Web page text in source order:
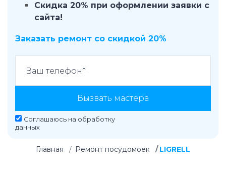
Скидка 20% при оформлении заявки с
сайта!
Заказать ремонт со скидкой 20%
Вызвать мастера
Соглашаюсь на обработку
данных
Главная Ремонт посудомоек LIGRELL